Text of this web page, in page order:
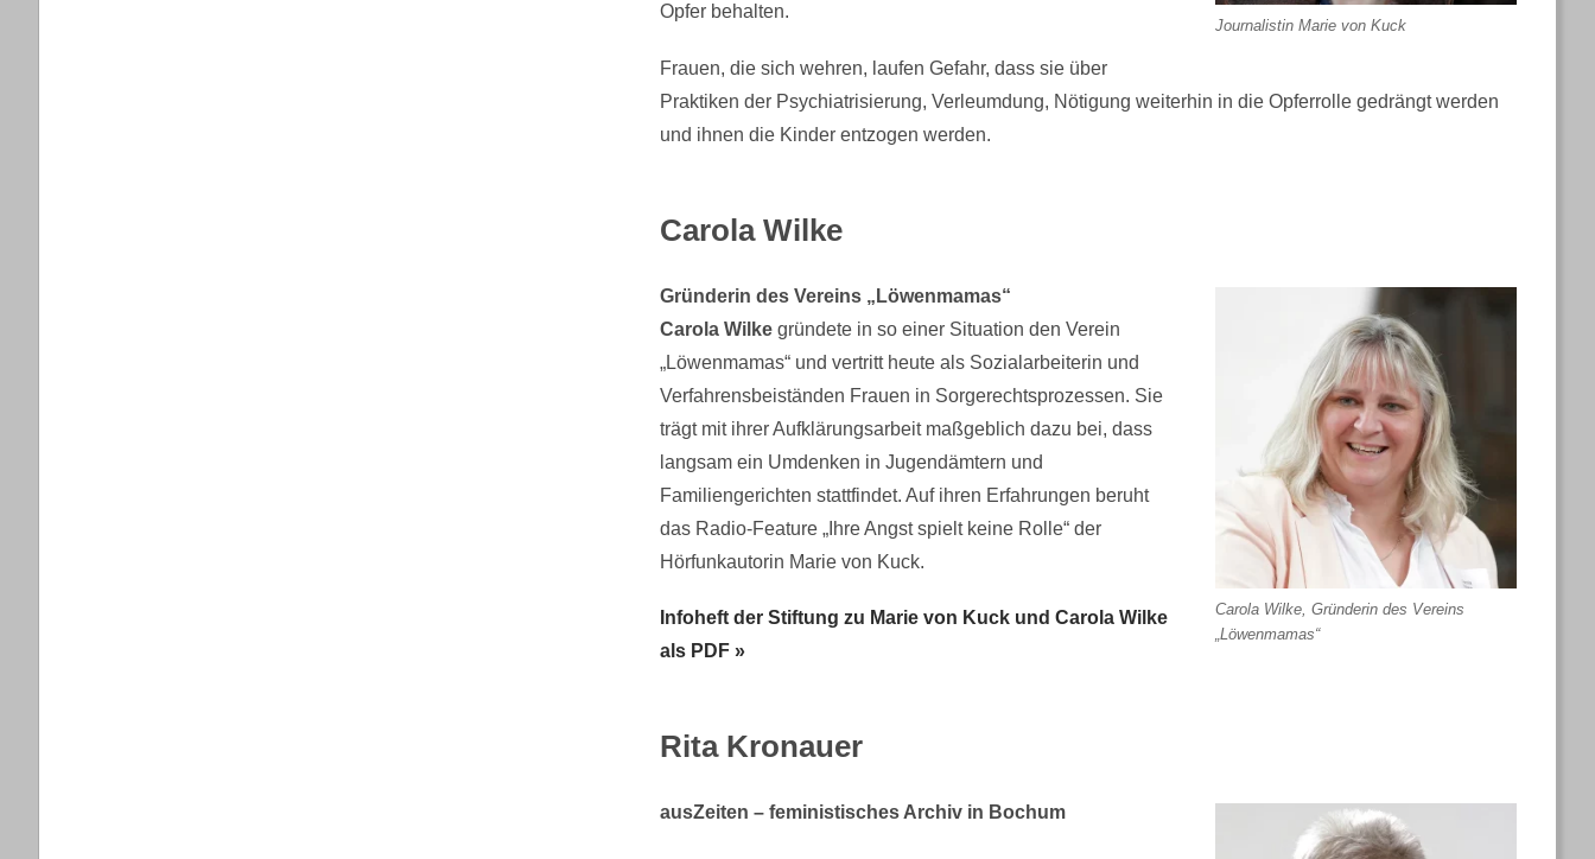
Journalistin Marie von Kuck
Opfer behalten.
Frauen, die sich wehren, laufen Gefahr, dass sie über
Praktiken der Psychiatrisierung, Verleumdung, Nötigung weiterhin in die Opferrolle gedrängt werden
und ihnen die Kinder entzogen werden.
Carola Wilke
Carola Wilke, Gründerin des Vereins
„Löwenmamas“
Gründerin des Vereins „Löwenmamas“
Carola Wilke gründete in so einer Situation den Verein
„Löwenmamas“ und vertritt heute als Sozialarbeiterin und
Verfahrensbeiständen Frauen in Sorgerechtsprozessen. Sie
trägt mit ihrer Aufklärungsarbeit maßgeblich dazu bei, dass
langsam ein Umdenken in Jugendämtern und
Familiengerichten stattfindet. Auf ihren Erfahrungen beruht
das Radio-Feature „Ihre Angst spielt keine Rolle“ der
Hörfunkautorin Marie von Kuck.
Infoheft der Stiftung zu Marie von Kuck und Carola Wilke
als PDF »
Rita Kronauer
ausZeiten – feministisches Archiv in Bochum